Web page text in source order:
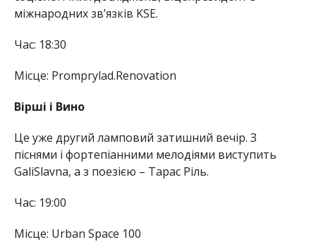
міжнародних зв’язків KSE.
Час: 18:30
Місце: Promprylad.Renovation
Вірші і Вино
Це уже другий ламповий затишний вечір. З
піснями і фортепіанними мелодіями виступить
GaliSlavna, а з поезією – Тарас Ріль.
Час: 19:00
Місце: Urban Space 100